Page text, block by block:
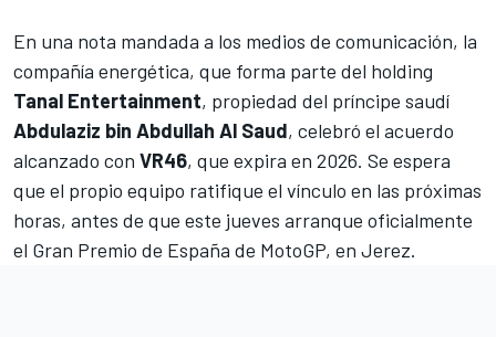
En una nota mandada a los medios de comunicación, la
compañía energética, que forma parte del holding
Tanal Entertainment, propiedad del príncipe saudí
Abdulaziz bin Abdullah Al Saud, celebró el acuerdo
alcanzado con VR46, que expira en 2026. Se espera
que el propio equipo ratifique el vínculo en las próximas
horas, antes de que este jueves arranque oficialmente
el Gran Premio de España de MotoGP, en Jerez.